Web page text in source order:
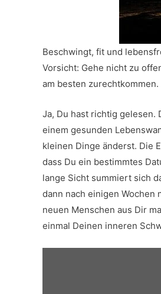
Beschwingt, fit und
Vorsicht: Gehe nicht zu
am besten zurechtkommen.
Ja, Du hast richtig gelesen.
einem gesunden
kleinen Dinge änderst. Die
dass Du ein bestimmtes
lange Sicht summiert sich
dann nach einigen Wochen
neuen Menschen aus Dir
einmal Deinen inneren